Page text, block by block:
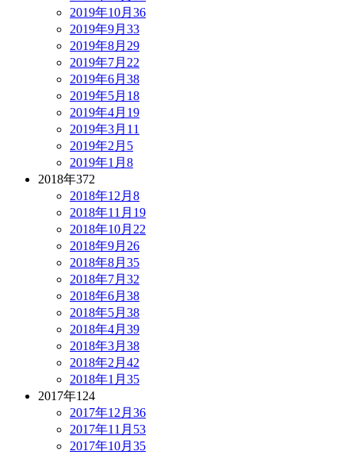
2019年10月 36
2019年9月 33
2019年8月 29
2019年7月 22
2019年6月 38
2019年5月 18
2019年4月 19
2019年3月 11
2019年2月 5
2019年1月 8
2018年372
2018年12月 8
2018年11月 19
2018年10月 22
2018年9月 26
2018年8月 35
2018年7月 32
2018年6月 38
2018年5月 38
2018年4月 39
2018年3月 38
2018年2月 42
2018年1月 35
2017年124
2017年12月 36
2017年11月 53
2017年10月 35